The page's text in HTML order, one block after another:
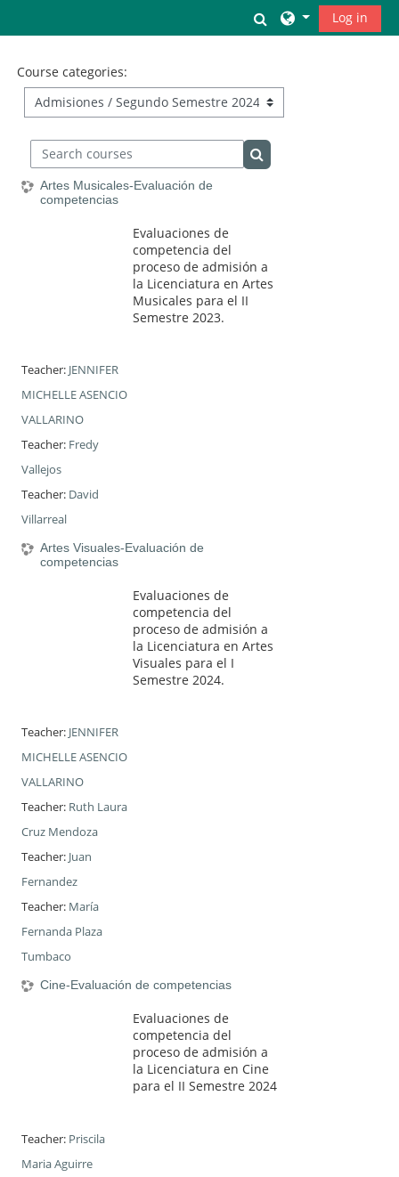
Toggle search
Log in
Course categories:
Search courses
Search courses
Artes Musicales-Evaluación de
competencias
Evaluaciones de
competencia del
proceso de admisión a
la Licenciatura en Artes
Musicales para el II
Semestre 2023.
Teacher: JENNIFER
MICHELLE ASENCIO
VALLARINO
Teacher: Fredy
Vallejos
Teacher: David
Villarreal
Artes Visuales-Evaluación de
competencias
Evaluaciones de
competencia del
proceso de admisión a
la Licenciatura en Artes
Visuales para el I
Semestre 2024.
Teacher: JENNIFER
MICHELLE ASENCIO
VALLARINO
Teacher: Ruth Laura
Cruz Mendoza
Teacher: Juan
Fernandez
Teacher: María
Fernanda Plaza
Tumbaco
Cine-Evaluación de competencias
Evaluaciones de
competencia del
proceso de admisión a
la Licenciatura en Cine
para el II Semestre 2024
Teacher: Priscila
Maria Aguirre